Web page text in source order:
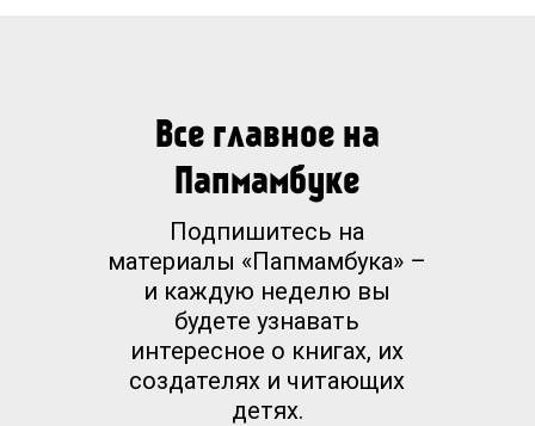
Все главное на
Папмамбуке
Подпишитесь на
материалы «Папмамбука» –
и каждую неделю вы
будете узнавать
интересное о книгах, их
создателях и читающих
детях.